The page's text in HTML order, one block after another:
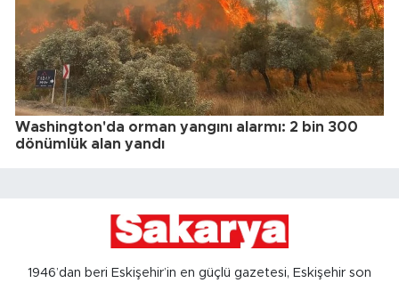
Washington'da orman yangını alarmı: 2 bin 300
dönümlük alan yandı
1946’dan beri Eskişehir’in en güçlü gazetesi, Eskişehir son